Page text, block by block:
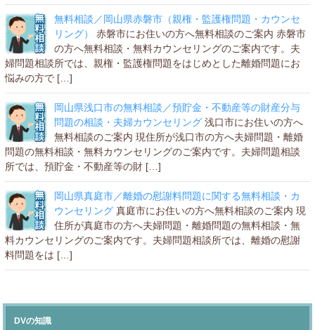
無料相談／岡山県赤磐市（親権・監護権問題・カウンセ
リング）
赤磐市にお住いの方へ無料相談のご案内 赤磐市
の方へ無料相談・無料カウンセリングのご案内です。夫
婦問題相談所では、親権・監護権問題をはじめとした離婚問題にお
悩みの方で […]
岡山県浅口市の無料相談／預貯金・不動産等の財産分与
問題の相談・夫婦カウンセリング 浅口市にお住いの方へ
無料相談のご案内 現住所が浅口市の方へ夫婦問題・離婚
問題の無料相談・無料カウンセリングのご案内です。夫婦問題相談
所では、預貯金・不動産等の財 […]
岡山県真庭市／離婚の慰謝料問題に関する無料相談・カ
ウンセリング 真庭市にお住いの方へ無料相談のご案内 現
住所が真庭市の方へ夫婦問題・離婚問題の無料相談・無
料カウンセリングのご案内です。夫婦問題相談所では、離婚の慰謝
料問題をは […]
DVの知識